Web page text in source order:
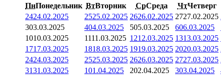
ПнПонедельник ВтВторник СрСреда ЧтЧетверг
2424.02.2025 2525.02.2025 2626.02.2025 2727.02.2025
303.03.2025 404.03.2025 505.03.2025 606.03.2025
1010.03.2025 1111.03.2025 1212.03.2025 1313.03.2025
1717.03.2025 1818.03.2025 1919.03.2025 2020.03.2025
2424.03.2025 2525.03.2025 2626.03.2025 2727.03.2025
3131.03.2025 101.04.2025 202.04.2025 303.04.2025